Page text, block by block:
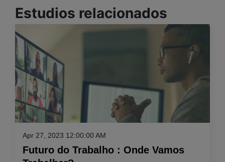
Estudios relacionados
Apr 27, 2023 12:00:00 AM
Futuro do Trabalho : Onde Vamos